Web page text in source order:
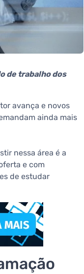
de trabalho dos
avança e novos
ainda mais
nessa área é a
e com
de estudar